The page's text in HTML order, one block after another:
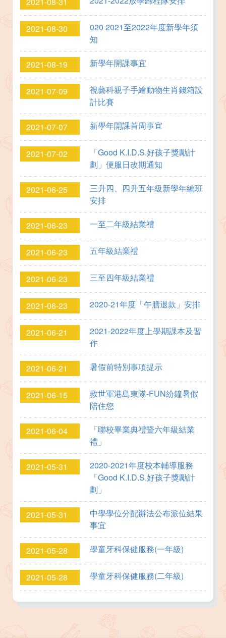
2021-08-30
020 2021至2022年度新學年須
知
2021-08-19 新學年開課事宜
2021-07-09
視藝科親子手繪動物生肖錢箱設
計比賽
2021-07-07 新學年開課首周事宜
2021-07-02
「Good K.I.D.S.好孩子獎勵計
劃」便服日改期通知
2021-06-25
三升四、四升五年級新學年編班
安排
2021-06-23 一至二年級結業禮
2021-06-23 五年級結業禮
2021-06-23 三至四年級結業禮
2021-06-23 2020-21年度「午膳退款」安排
2021-06-21
2021-2022年度上學期課本及習
作
2021-06-21 暑假前特別事項提示
2021-06-15
救世軍港島東隊-FUN紛鐘暑假
陪住您
2021-06-04
「聯校畢業典禮暨六年級結業
禮」
2021-05-31
2020-2021年度校本輔導服務
「Good K.I.D.S.好孩子獎勵計
劃」
2021-05-31
中學學位分配辦法公布派位結果
事宜
2021-05-28 學童牙科保健服務(一年級)
2021-05-28 學童牙科保健服務(二年級)